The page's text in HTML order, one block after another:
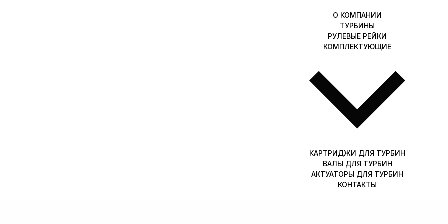
О КОМПАНИИ
ТУРБИНЫ
РУЛЕВЫЕ РЕЙКИ
КОМПЛЕКТУЮЩИЕ
КАРТРИДЖИ ДЛЯ ТУРБИН
ВАЛЫ ДЛЯ ТУРБИН
АКТУАТОРЫ ДЛЯ ТУРБИН
КОНТАКТЫ